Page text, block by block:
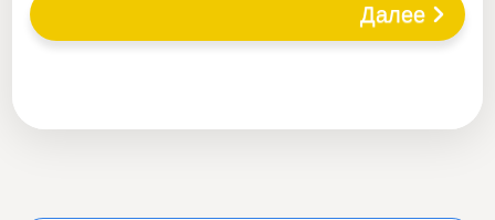
Далее